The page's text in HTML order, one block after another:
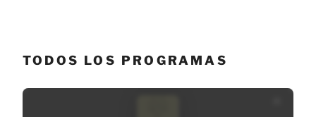
TODOS LOS PROGRAMAS